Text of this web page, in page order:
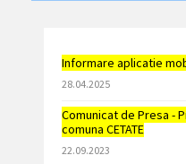
Informare aplicatie
28.04.2025
Comunicat de Presa -
comuna CETATE
22.09.2023